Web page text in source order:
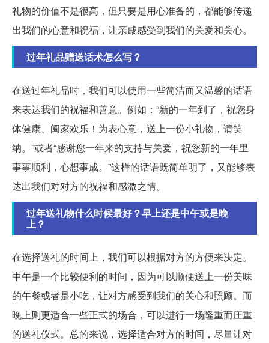
礼物的价值不是很高，但只要是用心准备的，都能够传递
出我们的心意和祝福，让亲戚感受到我们的关爱和关心。
过年礼品赠送话术怎么写？
在送过年礼品时，我们可以使用一些简洁而又温馨的话语
来表达我们的祝福和善意。例如：“新的一年到了，祝您身
体健康、阖家欢乐！为表心意，送上一份小礼物，请笑
纳。”或者“感谢您一年来的支持与关爱，祝您新的一年里
事事顺利，心想事成。”这样的话语既简单明了，又能够表
达出我们对对方的祝福和感激之情。
过年送礼物什么时候最好？早上还是中午或是晚
上？
在选择送礼的时间上，我们可以根据对方的方便来决定。
中午是一个比较便利的时间，因为可以顺便送上一份美味
的午餐或者是小吃，让对方感受到我们的关心和照顾。而
晚上则更适合一些正式的场合，可以进行一场隆重而庄重
的送礼仪式。总的来说，选择适合对方的时间，尽量让对